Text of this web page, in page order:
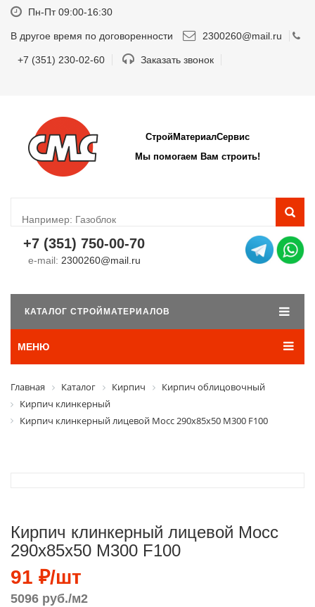
Пн-Пт 09:00-16:30
В другое время по договоренности 2300260@mail.ru
+7 (351) 230-02-60 Заказать звонок
СтройМатериалСервис
Мы помогаем Вам строить!
+7 (351) 750-00-70
e-mail: 2300260@mail.ru
КАТАЛОГ СТРОЙМАТЕРИАЛОВ
МЕНЮ
Главная Каталог Кирпич
Кирпич облицовочный
Кирпич клинкерный
Кирпич клинкерный лицевой Мосс 290х85х50 М300 F100
Кирпич клинкерный лицевой Мосс
290х85х50 М300 F100
91 ₽/шт
5096 руб./м2